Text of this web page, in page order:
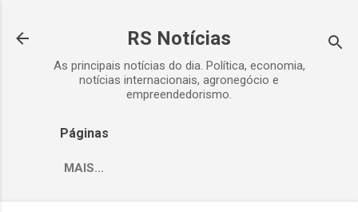
RS Notícias
As principais notícias do dia. Política, economia,
notícias internacionais, agronegócio e
empreendedorismo.
Páginas
MAIS…